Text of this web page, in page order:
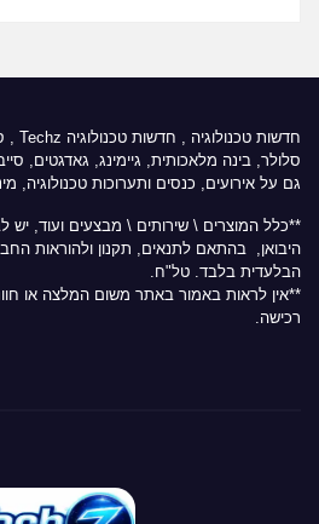
חדשות טכנולוגיה חדשות טכנולוגיה Techz
,
סלולר, בינה מלאכותית, גיימינג, גאדגטים,
גם על אירועים, כנסים ותערוכות טכנולוגיה,
**כלל המוצרים \ שירותים \ מבצעים ועוד, יש
היבואן, בהתאם לתנאים, תקנון ולהוראות
הבלעדית בלבד. טל"ח.
**אין לראות באמור באתר משום המלצה או
רכישה.